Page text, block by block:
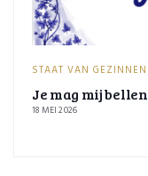
STAAT VAN GEZINNEN
Je mag mij bellen
18 MEI 2026